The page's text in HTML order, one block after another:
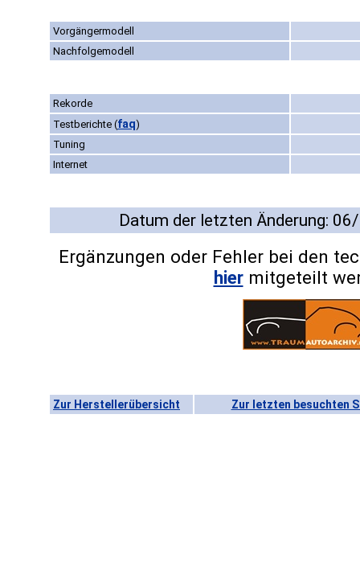
Vorgängermodell
Nachfolgemodell
Rekorde
Testberichte (faq)
Tuning
Internet
Datum der letzten Änderung:
Ergänzungen oder Fehler bei den
hiermitgeteilt
Zur Herstellerübersicht Zur letzten besuchten